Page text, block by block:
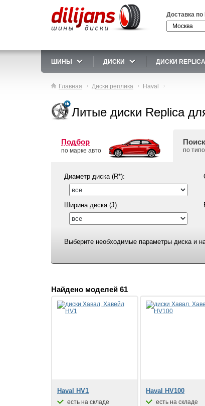
Доставка по
ШИНЫ ДИСКИ ДИСКИ REPLICA
Главная Диски реплика Haval
Литые диски Replica
Подбор
по марке авто по
Диаметр диска (R*):
Ширина диска (J):
Выберите необходимые параметры диска и
Найдено моделей 61
Haval HV1
есть на складе
Haval HV100
есть на складе